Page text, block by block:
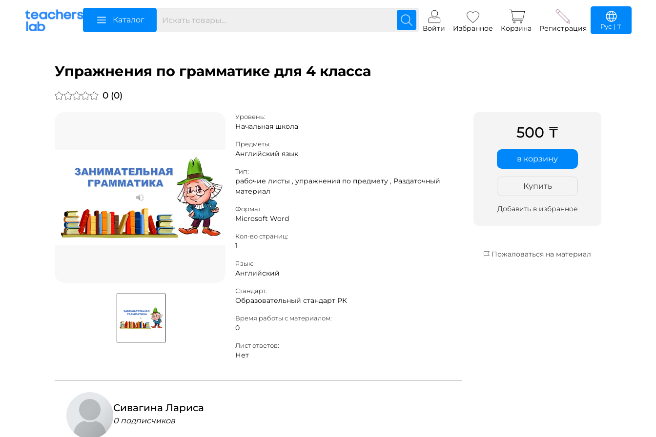
Каталог
Войти Избранное Корзина Регистрация Рус | ₸
Упражнения по грамматике для 4 класса
0 (0)
Уровень:
Начальная школа
Предметы:
Английский язык
Тип:
рабочие листы , упражнения по предмету , Раздаточный
материал
Формат:
Microsoft Word
Кол-во страниц:
1
Язык:
Английский
Стандарт:
Образовательный стандарт РК
Время работы с материалом:
0
Лист ответов:
Нет
Сивагина Лариса
0 подписчиков
500 ₸
в корзину
Купить
Добавить в избранное
Пожаловаться на материал